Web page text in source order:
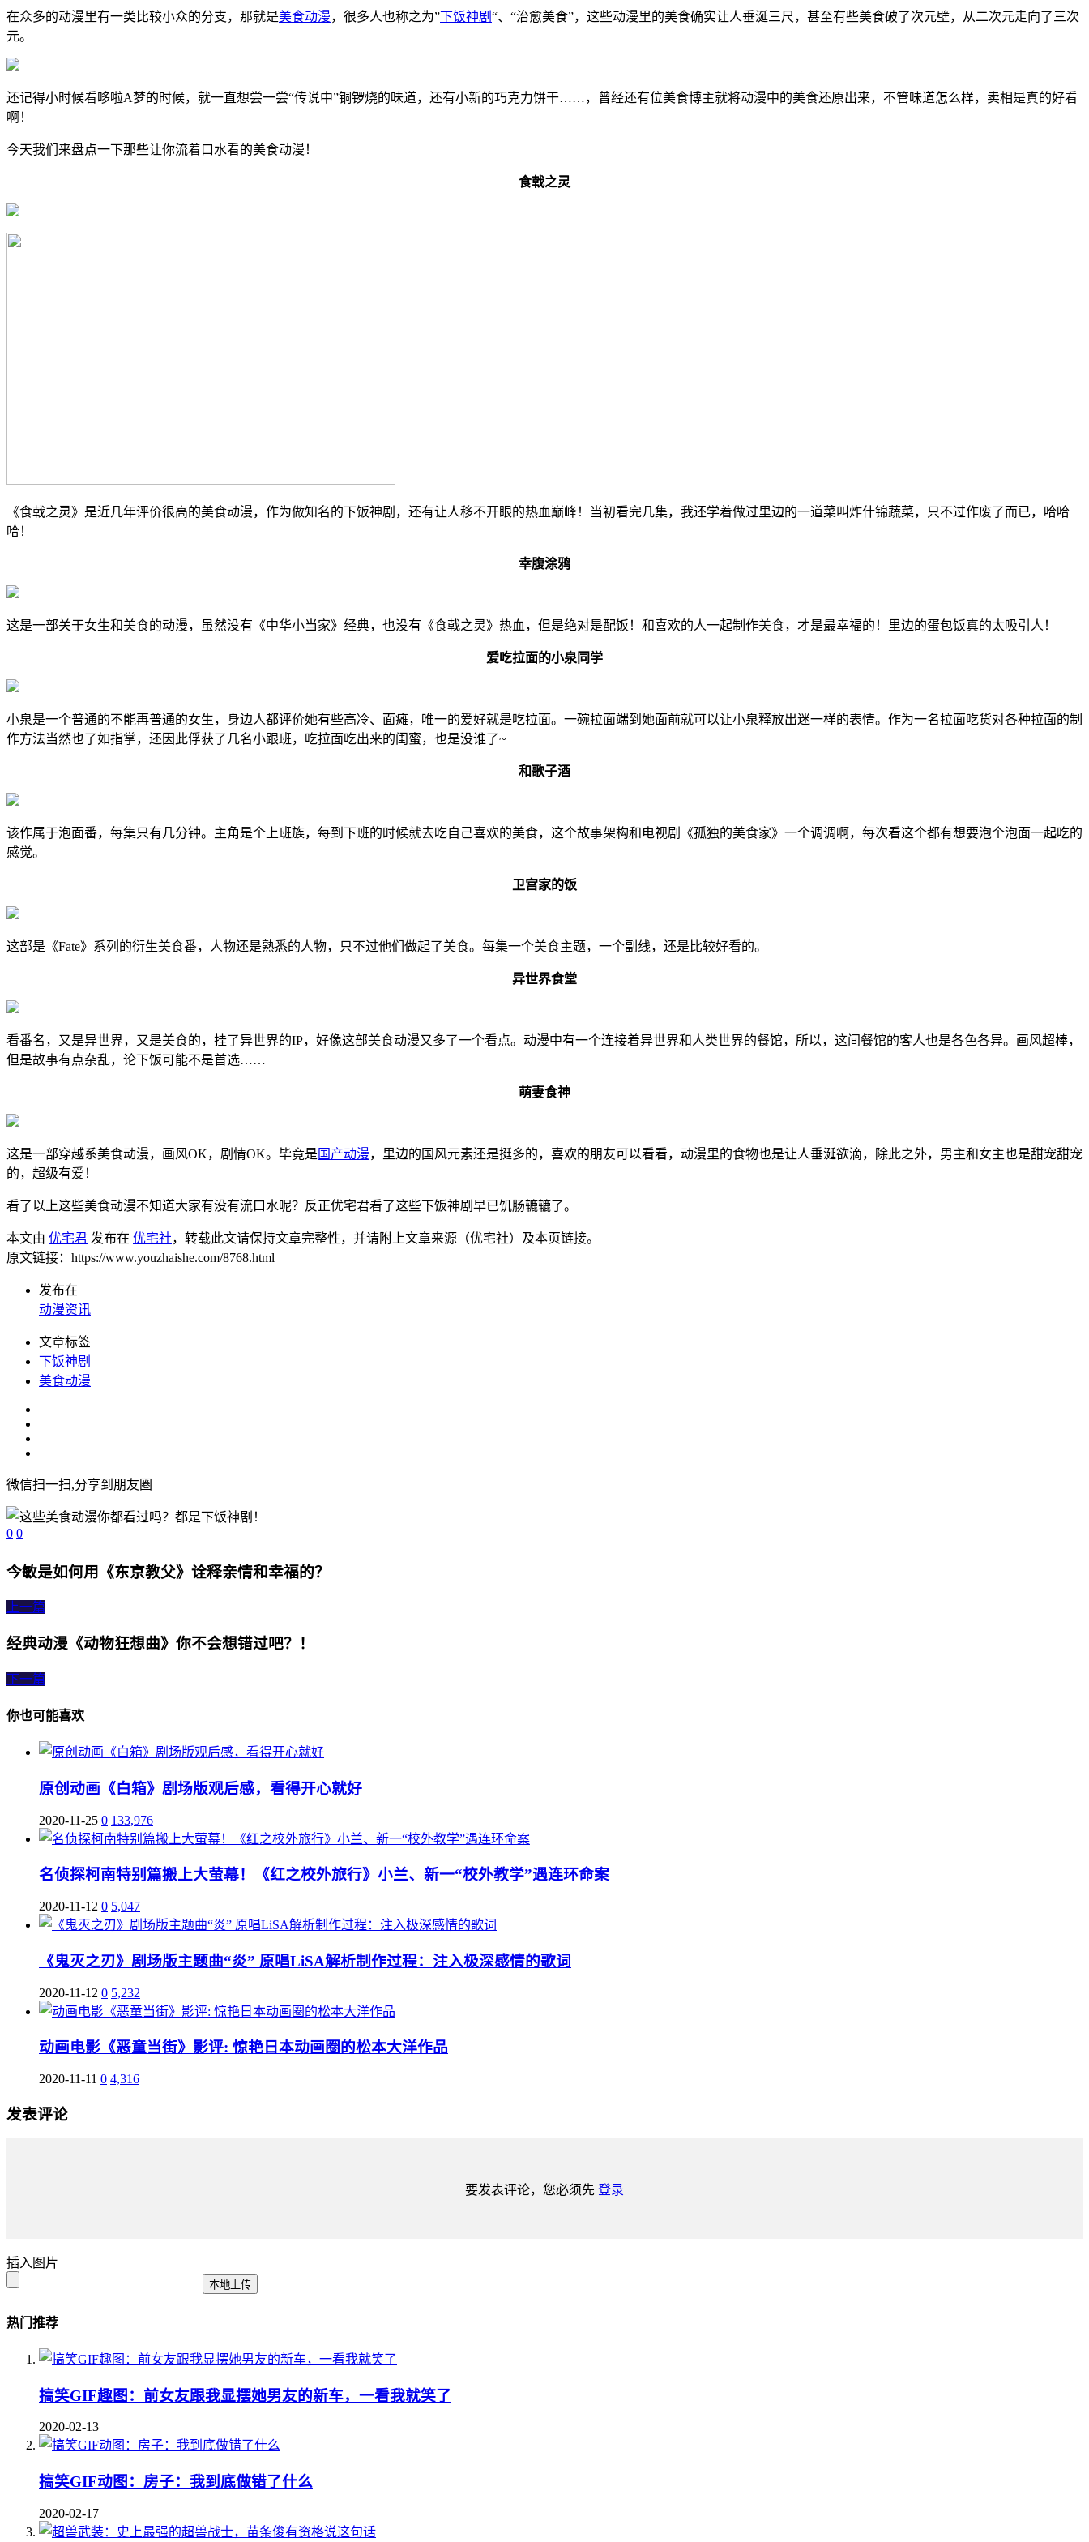
在众多的动漫里有一类比较小众的分支，那就是美食动漫，很多人也称之为”下饭神剧 “、“治愈美食”，这些动漫里的美食确实让人垂涎三尺，甚至有些美食破了次元壁，从二次元走向了三次
元。
还记得小时候看哆啦A梦的时候，就一直想尝一尝“传说中”铜锣烧的味道，还有小新的巧克力饼干……，曾经还有位美食博主就将动漫中的美食还原出来，不管味道怎么样，卖相是真的好看
啊！
今天我们来盘点一下那些让你流着口水看的美食动漫！
食戟之灵
《食戟之灵》是近几年评价很高的美食动漫，作为做知名的下饭神剧，还有让人移不开眼的热血巅峰！当初看完几集，我还学着做过里边的一道菜叫炸什锦蔬菜，只不过作废了而已，哈哈
哈！
幸腹涂鸦
这是一部关于女生和美食的动漫，虽然没有《中华小当家》经典，也没有《食戟之灵》热血，但是绝对是配饭！和喜欢的人一起制作美食，才是最幸福的！里边的蛋包饭真的太吸引人！
爱吃拉面的小泉同学
小泉是一个普通的不能再普通的女生，身边人都评价她有些高冷、面瘫，唯一的爱好就是吃拉面。一碗拉面端到她面前就可以让小泉释放出迷一样的表情。作为一名拉面吃货对各种拉面的制
作方法当然也了如指掌，还因此俘获了几名小跟班，吃拉面吃出来的闺蜜，也是没谁了~
和歌子酒
该作属于泡面番，每集只有几分钟。主角是个上班族，每到下班的时候就去吃自己喜欢的美食，这个故事架构和电视剧《孤独的美食家》一个调调啊，每次看这个都有想要泡个泡面一起吃的
感觉。
卫宫家的饭
这部是《Fate》系列的衍生美食番，人物还是熟悉的人物，只不过他们做起了美食。每集一个美食主题，一个副线，还是比较好看的。
异世界食堂
看番名，又是异世界，又是美食的，挂了异世界的IP，好像这部美食动漫又多了一个看点。动漫中有一个连接着异世界和人类世界的餐馆，所以，这间餐馆的客人也是各色各异。画风超棒，
但是故事有点杂乱，论下饭可能不是首选……
萌妻食神
这是一部穿越系美食动漫，画风OK，剧情OK。毕竟是 国产动漫，里边的国风元素还是挺多的，喜欢的朋友可以看看，动漫里的食物也是让人垂涎欲滴，除此之外，男主和女主也是甜宠甜宠
的，超级有爱！
看了以上这些美食动漫不知道大家有没有流口水呢？反正优宅君看了这些下饭神剧早已饥肠辘辘了。
本文由 优宅君 发布在 优宅社，转载此文请保持文章完整性，并请附上文章来源（优宅社）及本页链接。
原文链接：https://www.youzhaishe.com/8768.html
发布在
动漫资讯
文章标签
下饭神剧
美食动漫
微信扫一扫,分享到朋友圈
0 0
今敏是如何用《东京教父》诠释亲情和幸福的？
上一篇
经典动漫《动物狂想曲》你不会想错过吧？！
下一篇
你也可能喜欢
原创动画《白箱》剧场版观后感，看得开心就好
2020-11-25 0 133,976
名侦探柯南特别篇搬上大萤幕！《红之校外旅行》小兰、新一“校外教学”遇连环命案
2020-11-12 0 5,047
《鬼灭之刃》剧场版主题曲“炎” 原唱LiSA解析制作过程：注入极深感情的歌词
2020-11-12 0 5,232
动画电影《恶童当街》影评: 惊艳日本动画圈的松本大洋作品
2020-11-11 0 4,316
发表评论
要发表评论，您必须先 登录
插入图片
本地上传
热门推荐
搞笑GIF趣图：前女友跟我显摆她男友的新车，一看我就笑了
2020-02-13
搞笑GIF动图：房子：我到底做错了什么
2020-02-17